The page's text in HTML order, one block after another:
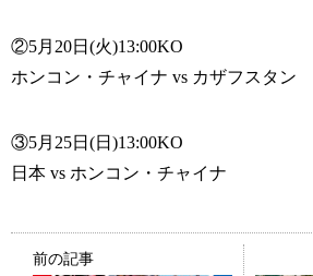
②5月20日(火)13:00KO
ホンコン・チャイナ vs カザフスタン
③5月25日(日)13:00KO
日本 vs ホンコン・チャイナ
前の記事